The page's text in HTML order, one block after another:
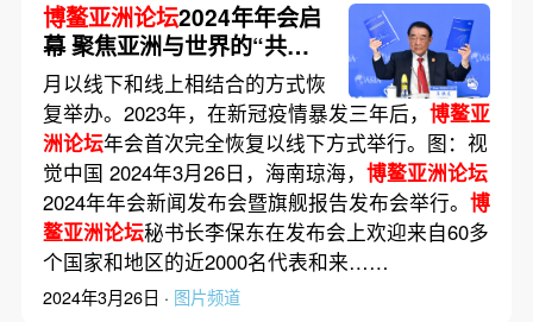
博鳌亚洲论坛2024年年会启
幕 聚焦亚洲与世界的“共同
挑战”
月以线下和线上相结合的方式恢
复举办。2023年，在新冠疫情暴发三年后， 博鳌亚
洲论坛年会首次完全恢复以线下方式举行。图：视
觉中国 2024年3月26日，海南琼海， 博鳌亚洲论坛
2024年年会新闻发布会暨旗舰报告发布会举行。 博
鳌亚洲论坛秘书长李保东在发布会上欢迎来自60多
个国家和地区的近2000名代表和来……
2024年3月26日 · 图片频道